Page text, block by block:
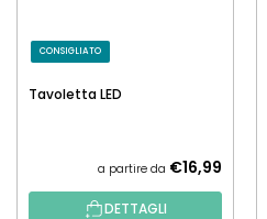
CONSIGLIATO
Tavoletta LED
a partire da €16,99
DETTAGLI